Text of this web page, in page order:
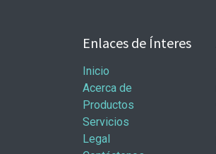
Enlaces de Ínteres
Inicio
Acerca de
Productos
Servicios
Legal